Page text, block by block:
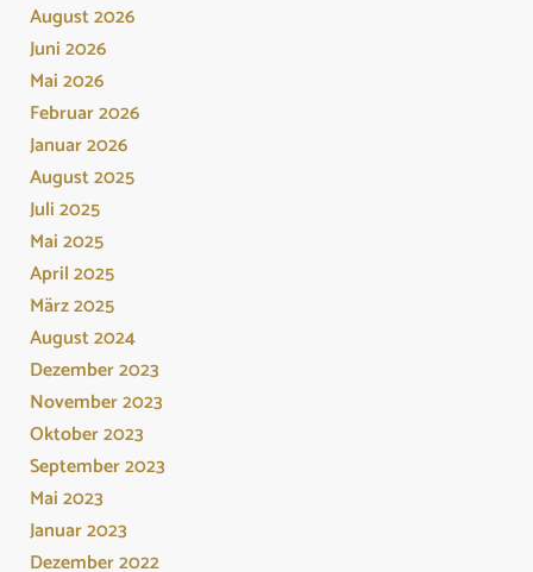
August 2026
Juni 2026
Mai 2026
Februar 2026
Januar 2026
August 2025
Juli 2025
Mai 2025
April 2025
März 2025
August 2024
Dezember 2023
November 2023
Oktober 2023
September 2023
Mai 2023
Januar 2023
Dezember 2022